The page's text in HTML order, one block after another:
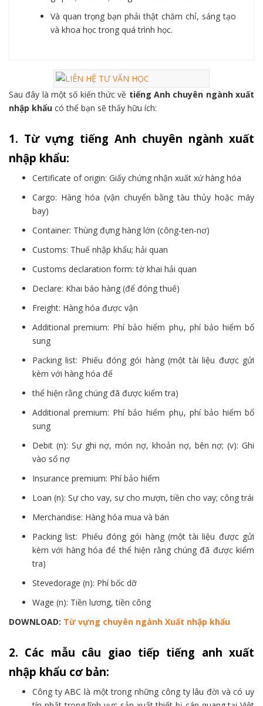
Và quan trọng bạn phải thật chăm chỉ, sáng tạo
và khoa học trong quá trình học.
Sau đây là một số kiến thức về tiếng Anh chuyên ngành xuất
nhập khẩu có thể bạn sẽ thấy hữu ích:
1. Từ vựng tiếng Anh chuyên ngành xuất
nhập khẩu:
Certificate of origin: Giấy chứng nhận xuất xứ hàng hóa
Cargo: Hàng hóa (vận chuyển bằng tàu thủy hoặc máy
bay)
Container: Thùng đựng hàng lớn (công-ten-nơ)
Customs: Thuế nhập khẩu; hải quan
Customs declaration form: tờ khai hải quan
Declare: Khai báo hàng (để đóng thuế)
Freight: Hàng hóa được vận
Additional premium: Phí bảo hiểm phụ, phí bảo hiểm bổ
sung
Packing list: Phiếu đóng gói hàng (một tài liệu được gửi
kèm với hàng hóa để
thể hiện rằng chúng đã được kiểm tra)
Additional premium: Phí bảo hiểm phụ, phí bảo hiểm bổ
sung
Debit (n): Sự ghi nợ, món nợ, khoản nợ, bên nợ; (v): Ghi
vào sổ nợ
Insurance premium: Phí bảo hiểm
Loan (n): Sự cho vay, sự cho mượn, tiền cho vay; công trái
Merchandise: Hàng hóa mua và bán
Packing list: Phiếu đóng gói hàng (một tài liệu được gửi
kèm với hàng hóa để thể hiện rằng chúng đã được kiểm
tra)
Stevedorage (n): Phí bốc dỡ
Wage (n): Tiền lương, tiền công
DOWNLOAD: Từ vựng chuyên ngành Xuất nhập khẩu
2. Các mẫu câu giao tiếp tiếng anh xuất
nhập khẩu cơ bản:
Công ty ABC là một trong những công ty lâu đời và có uy